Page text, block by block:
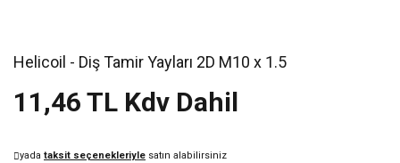
Helicoil - Diş Tamir Yayları 2D M10 x 1.5
11,46 TL Kdv Dahil
yada taksit seçenekleriyle satın alabilirsiniz